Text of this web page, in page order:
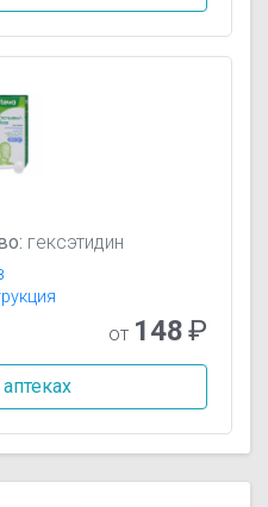
гексэтидин
от 148₽